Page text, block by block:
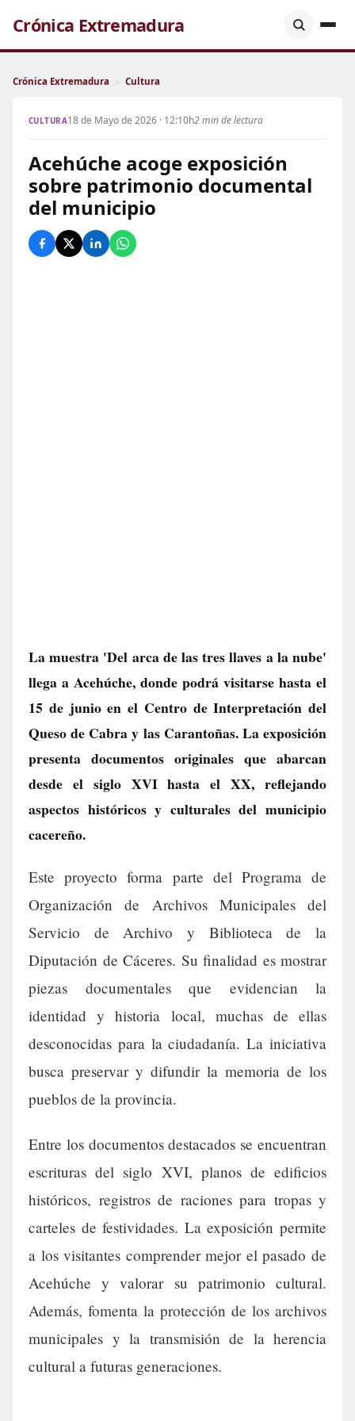
Crónica Extremadura
Crónica Extremadura › Cultura
CULTURA18 de Mayo de 2026 · 12:10h2 min de lectura
Acehúche acoge exposición
sobre patrimonio documental
del municipio
La muestra 'Del arca de las tres llaves a la nube'
llega a Acehúche, donde podrá visitarse hasta el
15 de junio en el Centro de Interpretación del
Queso de Cabra y las Carantoñas. La exposición
presenta documentos originales que abarcan
desde el siglo XVI hasta el XX, reflejando
aspectos históricos y culturales del municipio
cacereño.
Este proyecto forma parte del Programa de
Organización de Archivos Municipales del
Servicio de Archivo y Biblioteca de la
Diputación de Cáceres. Su finalidad es mostrar
piezas documentales que evidencian la
identidad y historia local, muchas de ellas
desconocidas para la ciudadanía. La iniciativa
busca preservar y difundir la memoria de los
pueblos de la provincia.
Entre los documentos destacados se encuentran
escrituras del siglo XVI, planos de edificios
históricos, registros de raciones para tropas y
carteles de festividades. La exposición permite
a los visitantes comprender mejor el pasado de
Acehúche y valorar su patrimonio cultural.
Además, fomenta la protección de los archivos
municipales y la transmisión de la herencia
cultural a futuras generaciones.